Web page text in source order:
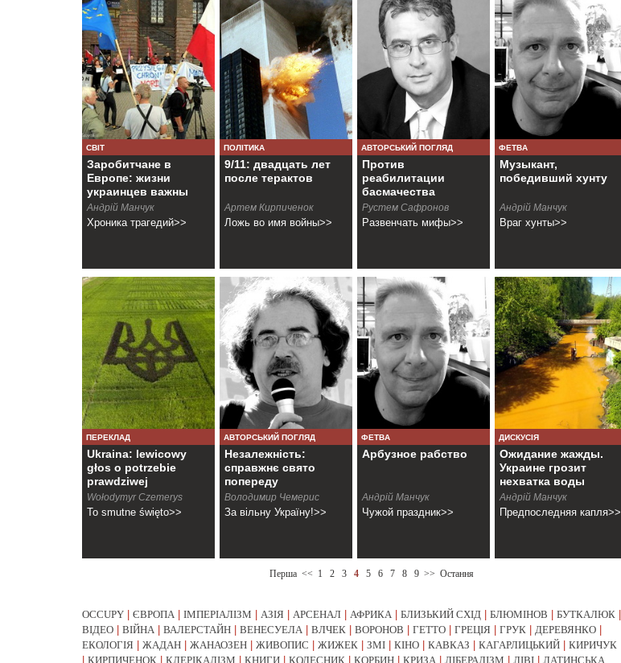
СВІТ
Заробитчане в
Европе: жизни
украинцев важны
Андрiй Манчук
Хроника трагедий>>
ПОЛІТИКА
9/11: двадцать лет
после терактов
Артем Кирпиченок
Ложь во имя войны>>
АВТОРСЬКИЙ ПОГЛЯД
Против
реабилитации
басмачества
Рустем Сафронов
Развенчать мифы>>
ФЕТВА
Музыкант,
победивший хунту
Андрiй Манчук
Враг хунты>>
ПЕРЕКЛАД
Ukraina: lewicowy
głos o potrzebie
prawdziwej
niepodległości
Wołodymyr Czemerys
To smutne święto>>
АВТОРСЬКИЙ ПОГЛЯД
Незалежність:
справжнє свято
попереду
Володимир Чемерис
За вільну Україну!>>
ФЕТВА
Арбузное рабство
Андрiй Манчук
Чужой праздник>>
ДИСКУСІЯ
Ожидание жажды.
Украине грозит
нехватка воды
Андрiй Манчук
Предпоследняя капля>>
Перша << 1 2 3 4 5 6 7 8 9 >> Остання
OCCUPY ЄВРОПА ІМПЕРІАЛІЗМ АЗІЯ АРСЕНАЛ АФРИКА БЛИЗЬКИЙ СХІД БЛЮМІНОВ БУТКАЛЮК
ВІДЕО
ВІЙНА ВАЛЕРСТАЙН ВЕНЕСУЕЛА ВЛЧЕК ВОРОНОВ ГЕТТО ГРЕЦІЯ ГРУК ДЕРЕВЯНКО
ЕКОЛОГІЯ
ЖАДАН ЖАНАОЗЕН ЖИВОПИС ЖИЖЕК ЗМІ КІНО КАВКАЗ КАГАРЛИЦЬКИЙ
КИРИЧУК
КИРПИЧЕНОК КЛЕРІКАЛІЗМ КНИГИ КОЛЕСНИК КОРБИН КРИЗА ЛІБЕРАЛІЗМ ЛІВІ ЛАТИНСЬКА